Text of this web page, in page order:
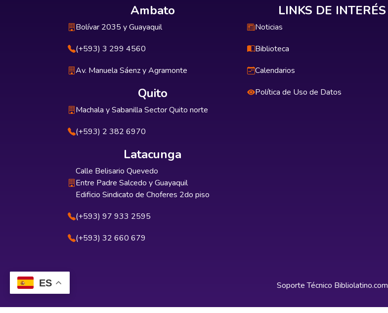
ES
Ambato
Bolívar 2035 y Guayaquil
(+593) 3 299 4560
Av. Manuela Sáenz y Agramonte
Quito
Machala y Sabanilla Sector Quito norte
(+593) 2 382 6970
Latacunga
Calle Belisario Quevedo
Entre Padre Salcedo y Guayaquil
Edificio Sindicato de Choferes 2do piso
(+593) 97 933 2595
(+593) 32 660 679
LINKS DE INTERÉS
Noticias
Biblioteca
Calendarios
Política de Uso de Datos
Soporte Técnico Bibliolatino.com